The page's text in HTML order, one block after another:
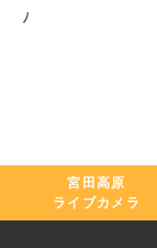
ﾉ
宮田高原
ライブカメラ